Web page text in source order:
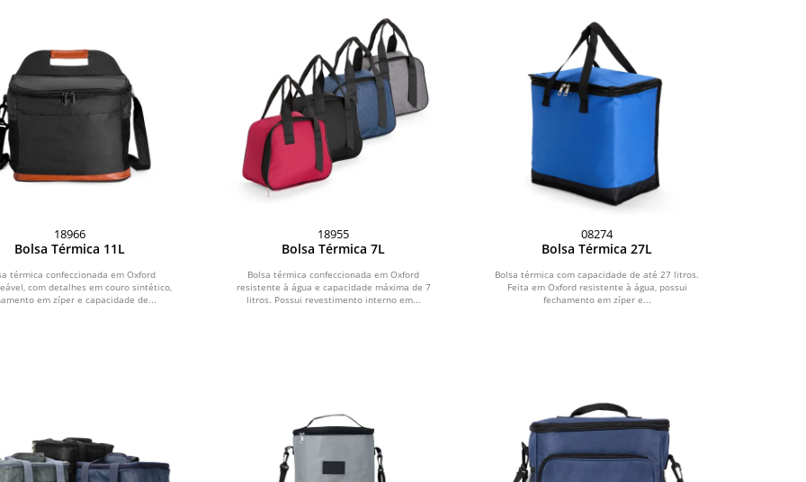
18966
Bolsa Térmica 11L
térmica confeccionada em Oxford
com detalhes em couro sintético,
em zíper e capacidade de...
18955
Bolsa Térmica 7L
Bolsa térmica confeccionada em Oxford
resistente à água e capacidade máxima de 7
litros. Possui revestimento interno em...
08274
Bolsa Térmica 27L
Bolsa térmica com capacidade de até 27 litros.
Feita em Oxford resistente à água, possui
fechamento em zíper e...